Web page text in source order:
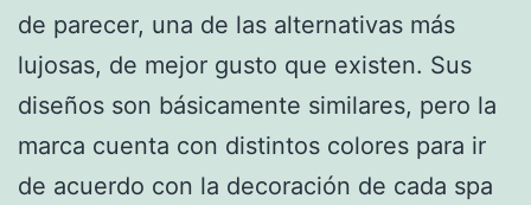
de parecer, una de las alternativas más
lujosas, de mejor gusto que existen. Sus
diseños son básicamente similares, pero la
marca cuenta con distintos colores para ir
de acuerdo con la decoración de cada spa